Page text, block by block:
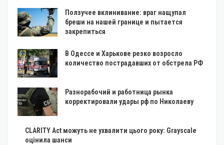
Ползучее вклинивание: враг нащупал
бреши на нашей границе и пытается
закрепиться
В Одессе и Харькове резко возросло
количество пострадавших от обстрела РФ
Разнорабочий и работница рынка
корректировали удары рф по Николаеву
CLARITY Act можуть не ухвалити цього року: Grayscale
оцінила шанси